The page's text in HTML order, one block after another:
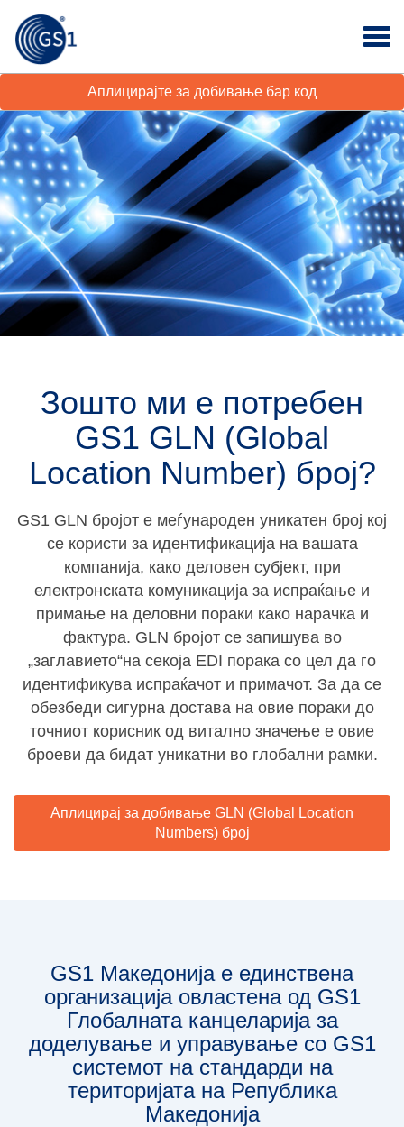
Аплицирајте за добивање бар код
Зошто ми е потребен
GS1 GLN (Global
Location Number) број?
GS1 GLN бројот е меѓународен уникатен број кој
се користи за идентификација на вашата
компанија, како деловен субјект, при
електронската комуникација за испраќање и
примање на деловни пораки како нарачка и
фактура. GLN бројот се запишува во
„заглавието“на секоја EDI порака со цел да го
идентификува испраќачот и примачот. За да се
обезбеди сигурна достава на овие пораки до
точниот корисник од витално значење е овие
броеви да бидат уникатни во глобални рамки.
Аплицирај за добивање GLN (Global Location
Numbers) број
GS1 Македонија е единствена
организација овлaстена од GS1
Глобалната канцеларија за
доделување и управување со GS1
системот на стандарди на
територијата на Република
Македонија